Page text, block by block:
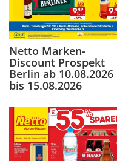
Netto Marken-
Discount Prospekt
Berlin ab 10.08.2026
bis 15.08.2026